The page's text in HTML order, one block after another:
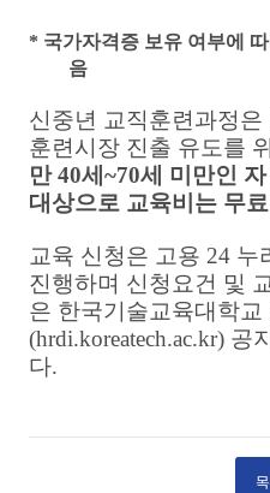
* 국가자격증 보유 여부에
음
신중년 교직훈련과정은
훈련시장 진출 유도를
만40세 ~70세 미만인
대상으로 교육비는 무
교육 신청은 고용 24 누
진행하며 신청요건 및
은 한국기술교육대학
(hrdi.koreatech.ac.kr) 공
다.